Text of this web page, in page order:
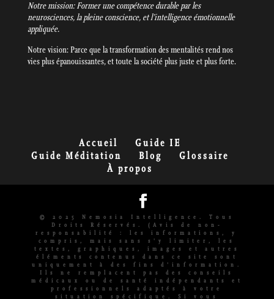
Notre mission: Former une compétence durable par les
neurosciences, la pleine conscience, et l’intelligence émotionnelle
appliquée.
Notre vision: Parce que la transformation des mentalités rend nos
vies plus épanouissantes, et toute la société plus juste et plus forte.
Accueil
Guide IE
Guide Méditation
Blog
Glossaire
À propos
© 2025 Nemosia Intelligence. Tous
Droits Réservés. (Avis de non-
responsabilité : les informations, y
compris, mais sans s'y limiter, les
textes, graphiques, images et autres
éléments contenus dans ce site sont
uniquement à des fins d'information.
Ils ne remplacent pas des conseils
médicaux ou de santé indépendants et
professionnels adaptés à votre
situation spécifique. Si vous